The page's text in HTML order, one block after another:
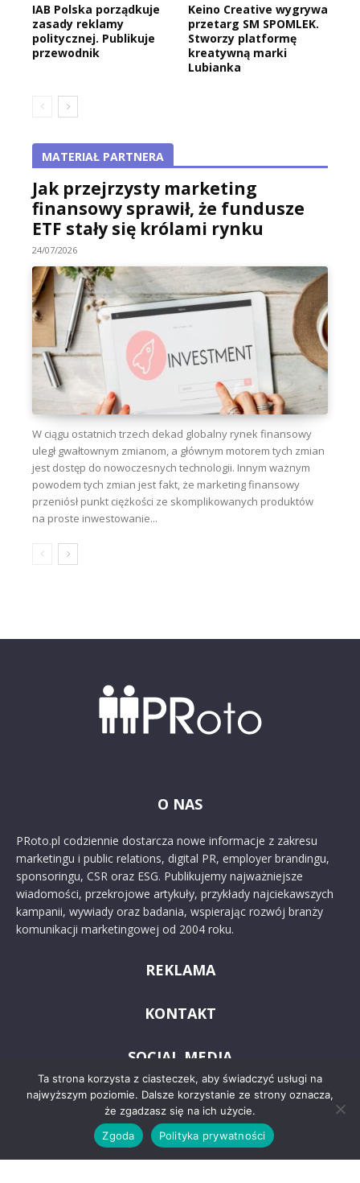
IAB Polska porządkuje
zasady reklamy
politycznej. Publikuje
przewodnik
Keino Creative wygrywa
przetarg SM SPOMLEK.
Stworzy platformę
kreatywną marki
Lubianka
MATERIAŁ PARTNERA
Jak przejrzysty marketing
finansowy sprawił, że fundusze
ETF stały się królami rynku
24/07/2026
W ciągu ostatnich trzech dekad globalny rynek finansowy
uległ gwałtownym zmianom, a głównym motorem tych zmian
jest dostęp do nowoczesnych technologii. Innym ważnym
powodem tych zmian jest fakt, że marketing finansowy
przeniósł punkt ciężkości ze skomplikowanych produktów
na proste inwestowanie...
O NAS
PRoto.pl codziennie dostarcza nowe informacje z zakresu
marketingu i public relations, digital PR, employer brandingu,
sponsoringu, CSR oraz ESG. Publikujemy najważniejsze
wiadomości, przekrojowe artykuły, przykłady najciekawszych
kampanii, wywiady oraz badania, wspierając rozwój branży
komunikacji marketingowej od 2004 roku.
REKLAMA
KONTAKT
SOCIAL MEDIA
Ta strona korzysta z ciasteczek, aby świadczyć usługi na
najwyższym poziomie. Dalsze korzystanie ze strony oznacza,
że zgadzasz się na ich użycie.
Zgoda
Polityka prywatności